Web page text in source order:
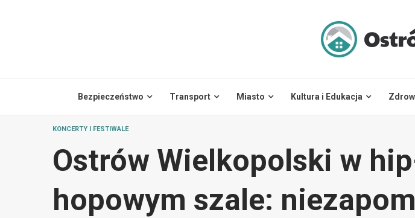
Bezpieczeństwo Transport Miasto Kultura i Edukacja
KONCERTY I FESTIWALE
Ostrów Wielkopolski w
hopowym szale: